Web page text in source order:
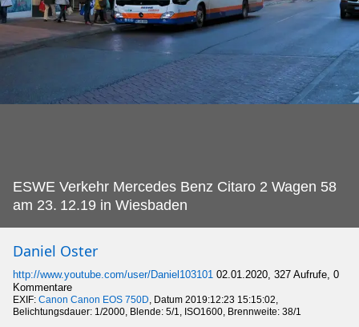
ESWE Verkehr Mercedes Benz Citaro 2 Wagen 58
am 23. 12.19 in Wiesbaden
Daniel Oster
http://www.youtube.com/user/Daniel103101 02.01.2020, 327 Aufrufe, 0
Kommentare
EXIF: Canon Canon EOS 750D, Datum 2019:12:23 15:15:02,
Belichtungsdauer: 1/2000, Blende: 5/1, ISO1600, Brennweite: 38/1